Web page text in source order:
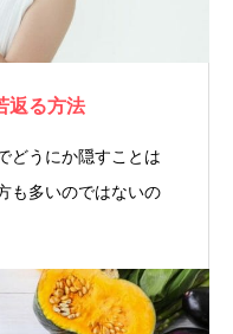
返る方法
どうにか隠すことは
も多いのではないの